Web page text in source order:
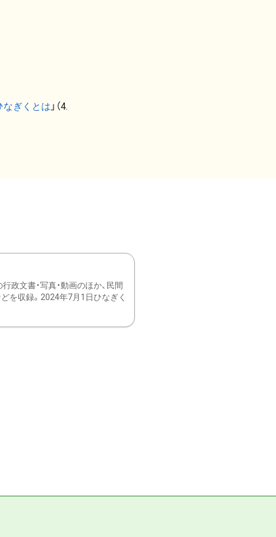
なぎくとは 」（4.
文書・写真・動画のほか、民間
を収録。2024年7月1日ひなぎく